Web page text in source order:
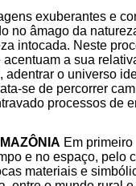
exuberantes e
no âmago da
intocada. Neste
a sua
o universo
se de percorrer
processos de
Em
e no espaço, pelo
materiais e